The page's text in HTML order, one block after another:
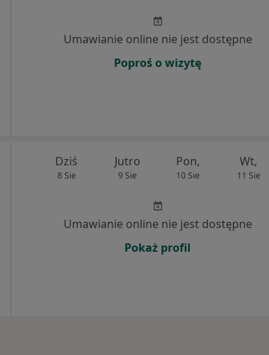
Umawianie online nie jest dostępne
Poproś o wizytę
Dziś
8 Sie
Jutro
9 Sie
Pon,
10 Sie
Wt,
11 Sie
Umawianie online nie jest dostępne
Pokaż profil